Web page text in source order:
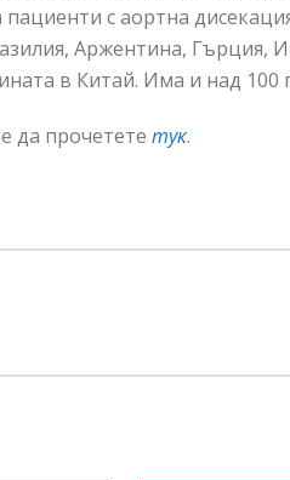
пациенти с аортна
Аржентина, Гърция,
в Китай. Има и над
да прочетете тук.